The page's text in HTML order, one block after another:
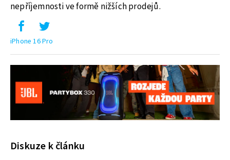
nepříjemnosti ve formě nižších prodejů.
iPhone 16 Pro
Diskuze k článku